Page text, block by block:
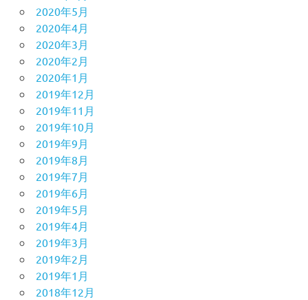
2020年5月
2020年4月
2020年3月
2020年2月
2020年1月
2019年12月
2019年11月
2019年10月
2019年9月
2019年8月
2019年7月
2019年6月
2019年5月
2019年4月
2019年3月
2019年2月
2019年1月
2018年12月